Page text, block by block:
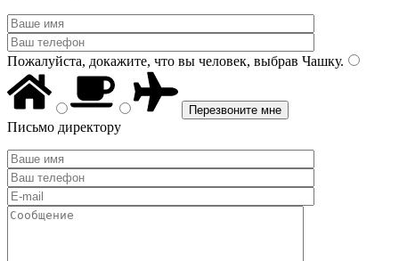
Пожалуйста, докажите, что вы человек, выбрав Чашку.
Письмо директору